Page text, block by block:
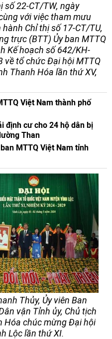
số 22-CT/TW, ngày
với việc tham mưu
Chỉ thị số 17-CT/TU,
trực (BTT) Ủy ban MTTQ
Kế hoạch số 642/KH-
về tổ chức Đại hội MTTQ
Thanh Hóa lần thứ XV,
Việt Nam thành phố
định cư cho 24 hộ dân bị
Than
MTTQ Việt Nam tỉnh
Thủy, Ủy viên Ban
vận Tỉnh ủy, Chủ tịch
Hóa chúc mừng Đại hội
Lộc lần thứ XI.